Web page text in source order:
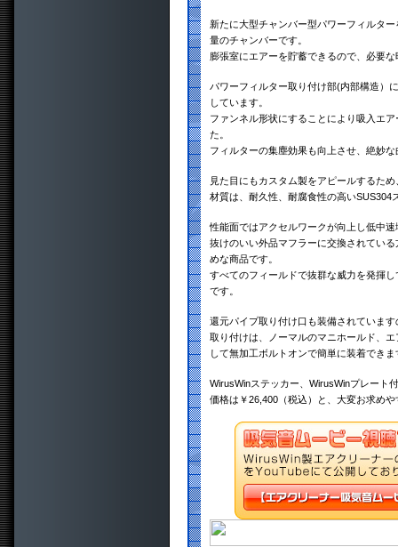
新たに大型チャンバー型パワーフィルタ
量のチャンバーです。
膨張室にエアーを貯蓄できるので、必要
パワーフィルター取り付け部(内部構造）
しています。
ファンネル形状にすることにより吸入エ
た。
フィルターの集塵効果も向上させ、絶妙
見た目にもカスタム製をアピールするた
材質は、耐久性、耐腐食性の高いSUS304
性能面ではアクセルワークが向上し低中
抜けのいい外品マフラーに交換されてい
めな商品です。
すべてのフィールドで抜群な威力を発揮
です。
還元パイプ取り付け口も装備されていま
取り付けは、ノーマルのマニホールド、
して無加工ボルトオンで簡単に装着できま
WirusWinステッカー、WirusWinプレート
価格は￥26,400（税込）と、大変お求め